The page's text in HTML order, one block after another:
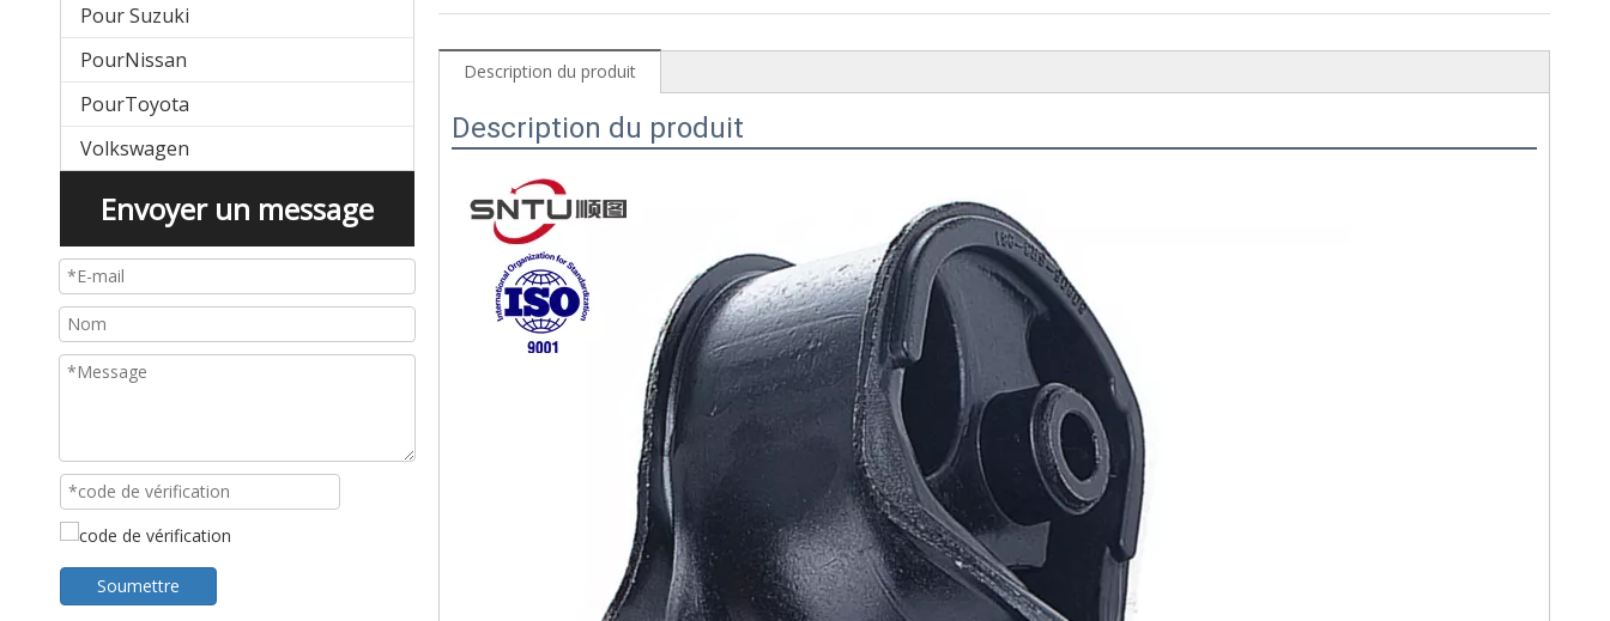
Pour Suzuki
PourNissan
PourToyota
Volkswagen
Envoyer un message
Soumettre
Description du produit
Description du produit